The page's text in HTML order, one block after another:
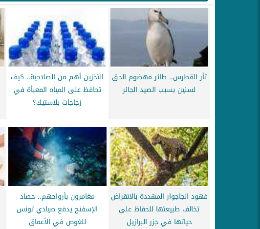
ثأر القطرس.. طائر مهضوم الحق
لسنين بسبب الصيد الجائر
التخزين أهم من الصلاحية.. كيف
تحافظ على المياه المعبأة في
زجاجات بلاستيك؟
فهود الجاجوار المهددة بالانقراض
تخالف طبيعتها للحفاظ على
حياتها في جزر البرازيل
مغامرون بأرواحهم.. حصاد
الإسفنج يدفع صيادي تونس
للغوص في الأعماق